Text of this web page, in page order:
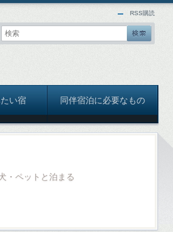
い宿 同伴宿泊に必要なもの
RSS購読
・ペットと泊まる